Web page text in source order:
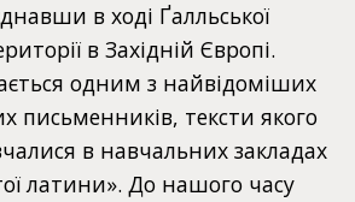
в ході Ґалльської
в Західній Європі.
одним з найвідоміших
письменників, тексти якого
в навчальних закладах
латини». До нашого часу